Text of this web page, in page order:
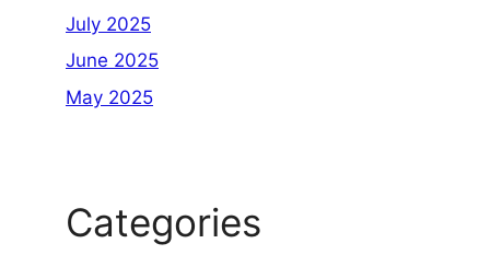
July 2025
June 2025
May 2025
Categories